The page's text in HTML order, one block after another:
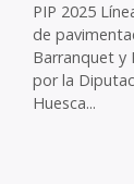
PIP 2025
de
Barranquet y
por la
Huesca...